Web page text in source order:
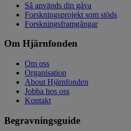
Så används din gåva
Forskningsprojekt som stöds
Forskningsframgångar
Om Hjärnfonden
Om oss
Organisation
About Hjärnfonden
Jobba hos oss
Kontakt
Begravningsguide